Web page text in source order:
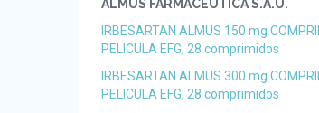
ALMUS FARMACEUTICA S.A.U.
IRBESARTAN ALMUS 150 mg
PELICULA EFG, 28 comprimidos
IRBESARTAN ALMUS 300 mg
PELICULA EFG, 28 comprimidos